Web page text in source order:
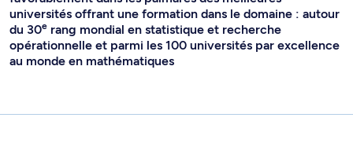
universités offrant une formation dans le domaine : autour
du 30e rang mondial en statistique et recherche
opérationnelle et parmi les 100 universités par excellence
au monde en mathématiques